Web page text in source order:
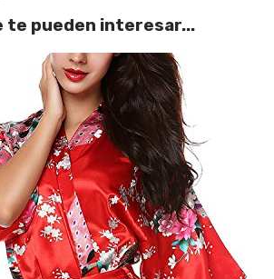
te pueden interesar...